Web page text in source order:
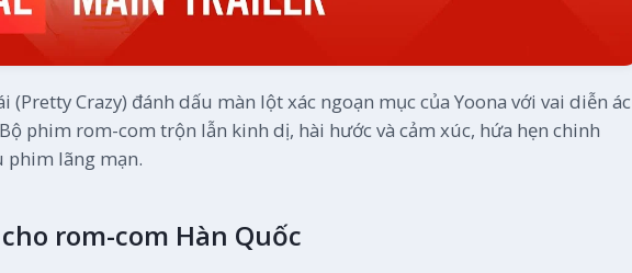
(Pretty Crazy) đánh dấu màn lột xác ngoạn mục của Yoona với vai diễn ác
phim rom-com trộn lẫn kinh dị, hài hước và cảm xúc, hứa hẹn chinh
phim lãng mạn.
rom-com Hàn Quốc